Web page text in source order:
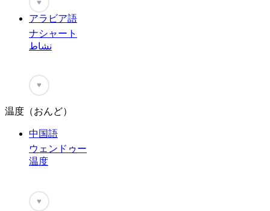
♥
アラビア語
ナシャート
نشاط
♥
温度（おんど）
中国語
ウェンドゥー
温度
♥